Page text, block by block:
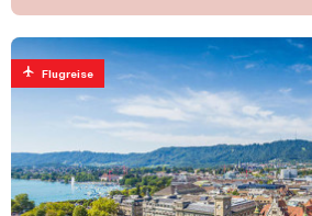
flight Flugreise